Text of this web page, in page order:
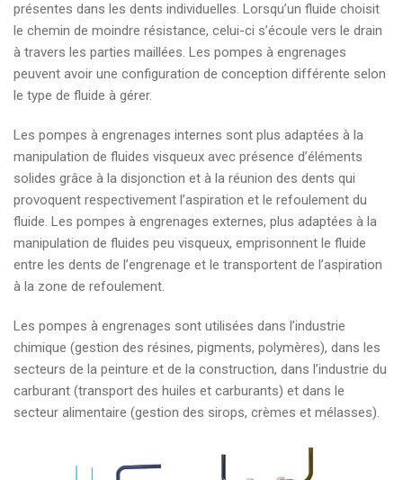
présentes dans les dents individuelles. Lorsqu’un fluide choisit
le chemin de moindre résistance, celui-ci s’écoule vers le drain
à travers les parties maillées. Les pompes à engrenages
peuvent avoir une configuration de conception différente selon
le type de fluide à gérer.
Les pompes à engrenages internes sont plus adaptées à la
manipulation de fluides visqueux avec présence d’éléments
solides grâce à la disjonction et à la réunion des dents qui
provoquent respectivement l’aspiration et le refoulement du
fluide. Les pompes à engrenages externes, plus adaptées à la
manipulation de fluides peu visqueux, emprisonnent le fluide
entre les dents de l’engrenage et le transportent de l’aspiration
à la zone de refoulement.
Les pompes à engrenages sont utilisées dans l’industrie
chimique (gestion des résines, pigments, polymères), dans les
secteurs de la peinture et de la construction, dans l’industrie du
carburant (transport des huiles et carburants) et dans le
secteur alimentaire (gestion des sirops, crèmes et mélasses).